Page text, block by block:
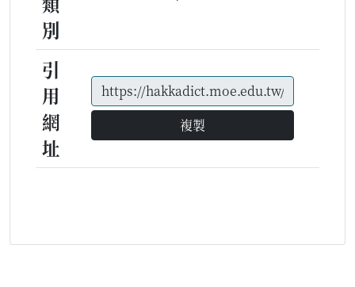
別
引
用
網
址
複製